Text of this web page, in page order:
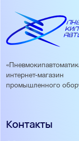
интернет-магазин
промышленного
Контакты